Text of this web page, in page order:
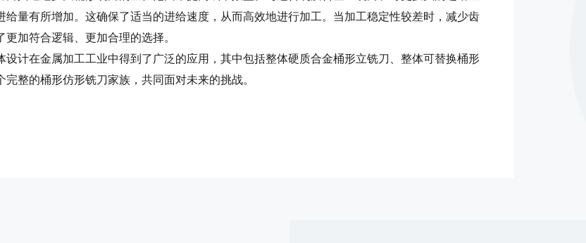
量有所增加。这确保了适当的进给速度，从而高效地进行加工。当加工稳定性较差时，减少齿
加符合逻辑、更加合理的选择。
在金属加工工业中得到了广泛的应用，其中包括整体硬质合金桶形立铣刀、整体可替换桶形
整的桶形仿形铣刀家族，共同面对未来的挑战。